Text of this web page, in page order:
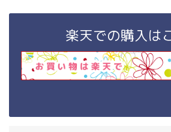
楽天での購入は